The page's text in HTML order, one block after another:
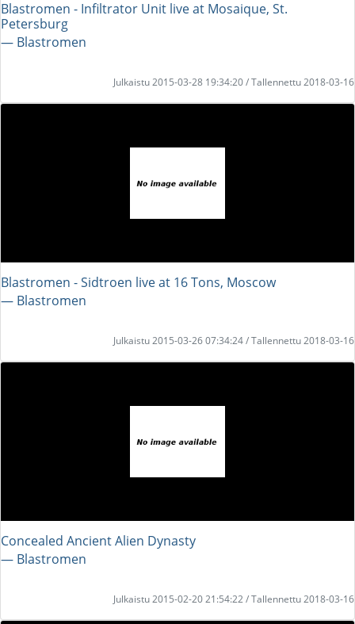
Blastromen - Infiltrator Unit live at Mosaique, St.
Petersburg
― Blastromen
Julkaistu 2015-03-28 19:34:20 / Tallennettu 2018-03-16
Blastromen - Sidtroen live at 16 Tons, Moscow
― Blastromen
Julkaistu 2015-03-26 07:34:24 / Tallennettu 2018-03-16
Concealed Ancient Alien Dynasty
― Blastromen
Julkaistu 2015-02-20 21:54:22 / Tallennettu 2018-03-16